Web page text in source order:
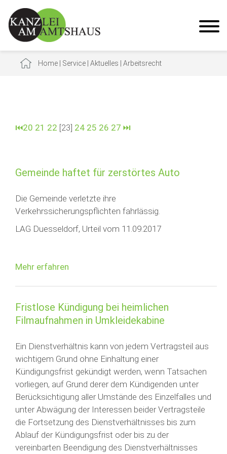
Home Service Aktuelles Arbeitsrecht
⏮20 21 22 [23] 24 25 26 27 ⏭
Gemeinde haftet für zerstörtes Auto
Die Gemeinde verletzte ihre
Verkehrssicherungspflichten fahrlässig.
LAG Duesseldorf, Urteil vom 11.09.2017
Mehr erfahren
Fristlose Kündigung bei heimlichen
Filmaufnahmen in Umkleidekabine
Ein Dienstverhältnis kann von jedem Vertragsteil aus
wichtigem Grund ohne Einhaltung einer
Kündigungsfrist gekündigt werden, wenn Tatsachen
vorliegen, auf Grund derer dem Kündigenden unter
Berücksichtigung aller Umstände des Einzelfalles und
unter Abwägung der Interessen beider Vertragsteile
die Fortsetzung des Dienstverhältnisses bis zum
Ablauf der Kündigungsfrist oder bis zu der
vereinbarten Beendigung des Dienstverhältnisses